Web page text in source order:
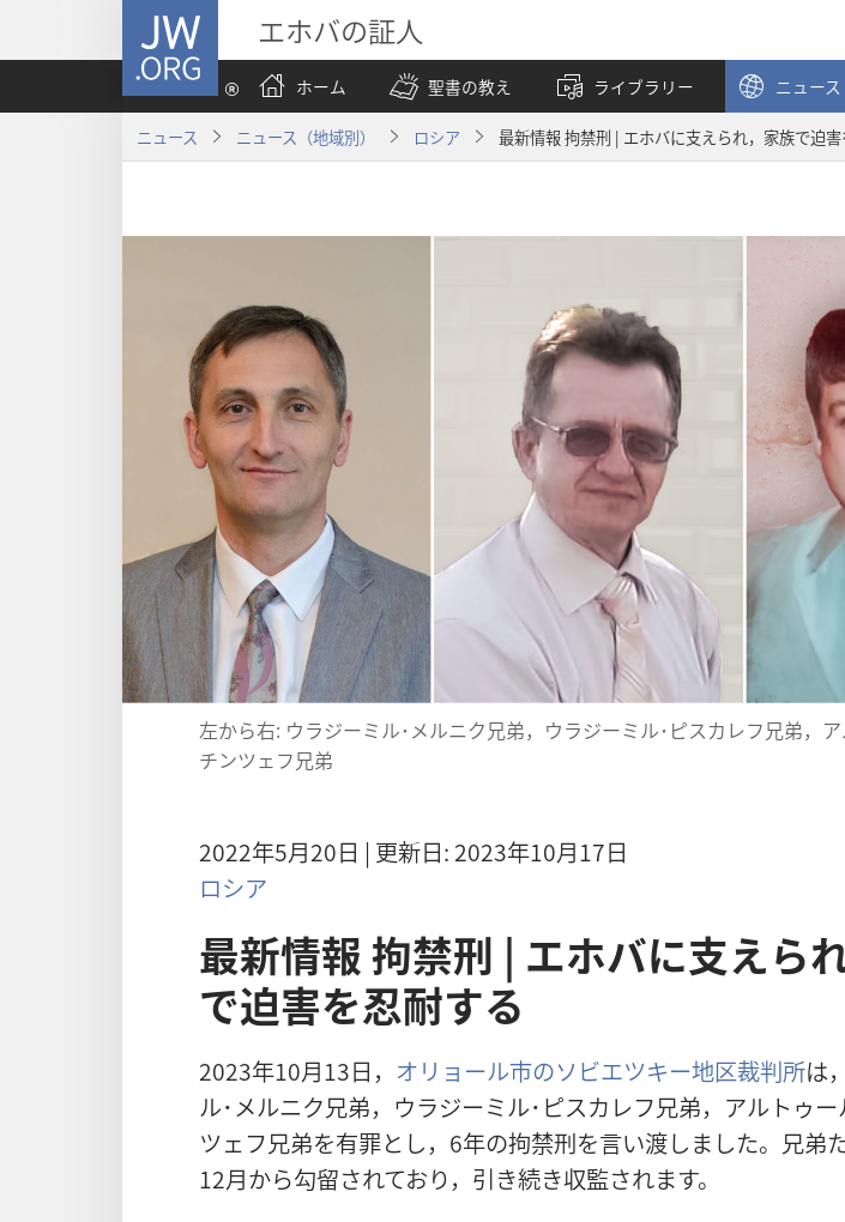
JW.ORG エホバの証人
ホーム
聖書の教え ライブラリー ニュース
ニュース ニュース（地域別） ロシア 最新情報 拘禁刑 | エホバに支えられ，家族で迫
左から右: ウラジーミル･メルニク兄弟，ウラジーミル･ピスカレフ兄弟，
チンツェフ兄弟
2022年5月20日 | 更新日: 2023年10月17日
ロシア
最新情報 拘禁刑 | エホバに支えら
で迫害を忍耐する
2023年10月13日， オリョール市のソビエツキー地区裁判所は
ル･メルニク兄弟，ウラジーミル･ピスカレフ兄弟，アルトゥー
ツェフ兄弟を有罪とし，6年の拘禁刑を言い渡しました。兄弟
12月から勾留されており，引き続き収監されます。